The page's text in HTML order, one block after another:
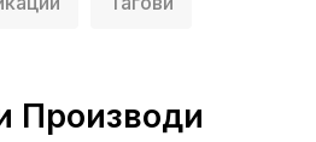
Производи